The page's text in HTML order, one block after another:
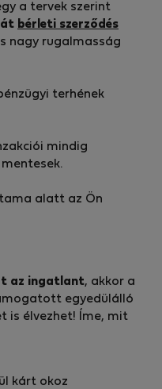
a tervek szerint
bérleti szerződés
nagy rugalmasság
terhének
mindig
alatt az Ön
az ingatlant, akkor a
egyedülálló
is élvezhet! Íme, mit
kárt okoz